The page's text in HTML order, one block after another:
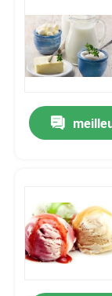
Matière
Non lécithine
Émulsifiants
Émulsifiants